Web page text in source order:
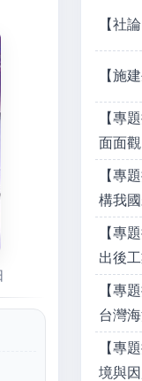
【社
【施
【專
面面觀
【專
構我
【專
出後
【專
台灣
【專
境與